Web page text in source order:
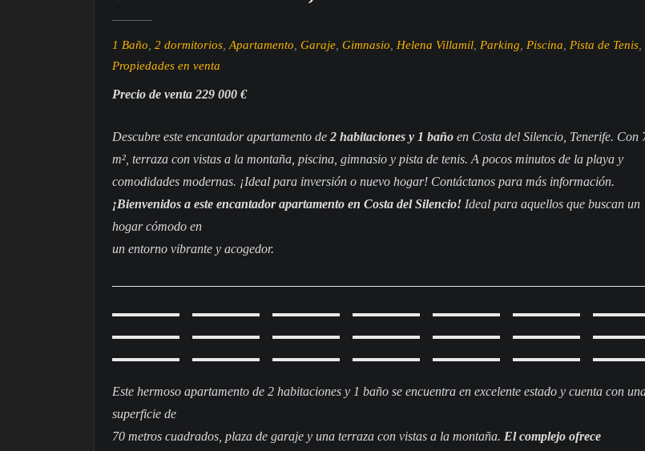
1 Baño 2 dormitorios Apartamento Garaje Gimnasio Helena Villamil Parking Piscina Pista de Tenis
Propiedades en venta
Precio de venta 229 000 €
Descubre este encantador apartamento de 2 habitaciones y 1 baño en Costa del Silencio, Tenerife. Con
m², terraza con vistas a la montaña, piscina, gimnasio y pista de tenis. A pocos minutos de la playa y
comodidades modernas. ¡Ideal para inversión o nuevo hogar! Contáctanos para más información.
¡Bienvenidos a este encantador apartamento en Costa del Silencio! Ideal para aquellos que buscan un
hogar cómodo en
un entorno vibrante y acogedor.
Este hermoso apartamento de 2 habitaciones y 1 baño se encuentra en excelente estado y cuenta con
superficie de
70 metros cuadrados, plaza de garaje y una terraza con vistas a la montaña. El complejo ofrece